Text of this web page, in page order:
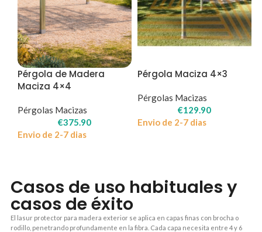
Pérgola de Madera
Maciza 4×4
Pérgolas Macizas
€375.90
Envio de 2-7 dias
Pérgola Maciza 4×3
Pérgolas Macizas
€129.90
Envio de 2-7 dias
Casos de uso habituales y
casos de éxito
El lasur protector para madera exterior se aplica en capas finas con brocha o
rodillo, penetrando profundamente en la fibra. Cada capa necesita entre 4 y 6